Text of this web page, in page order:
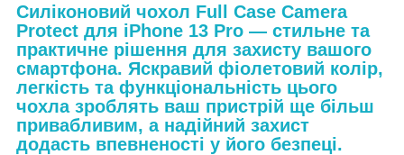
Силіконовий чохол Full Case Camera
Protect для iPhone 13 Pro — стильне та
практичне рішення для захисту вашого
смартфона. Яскравий фіолетовий колір,
легкість та функціональність цього
чохла зроблять ваш пристрій ще більш
привабливим, а надійний захист
додасть впевненості у його безпеці.